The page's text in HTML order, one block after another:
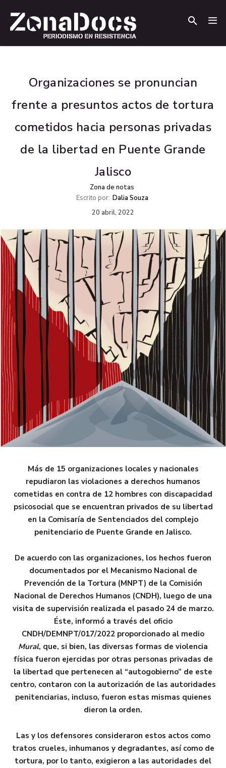
Organizaciones se pronuncian
frente a presuntos actos de tortura
cometidos hacia personas privadas
de la libertad en Puente Grande
Jalisco
Zona de notas
Escrito por: Dalia Souza
20 abril, 2022
Más de 15 organizaciones locales y nacionales
repudiaron las violaciones a derechos humanos
cometidas en contra de 12 hombres con discapacidad
psicosocial que se encuentran privados de su libertad
en la Comisaría de Sentenciados del complejo
penitenciario de Puente Grande en Jalisco.
De acuerdo con las organizaciones, los hechos fueron
documentados por el Mecanismo Nacional de
Prevención de la Tortura (MNPT) de la Comisión
Nacional de Derechos Humanos (CNDH), luego de una
visita de supervisión realizada el pasado 24 de marzo.
Éste, informó a través del oficio
CNDH/DEMNPT/017/2022 proporcionado al medio
Mural, que, si bien, las diversas formas de violencia
física fueron ejercidas por otras personas privadas de
la libertad que pertenecen al “autogobierno” de este
centro, contaron con la autorización de las autoridades
penitenciarias, incluso, fueron estas mismas quienes
dieron la orden.
Las y los defensores consideraron estos actos como
tratos crueles, inhumanos y degradantes, así como de
tortura, por lo tanto, exigieron a las autoridades del